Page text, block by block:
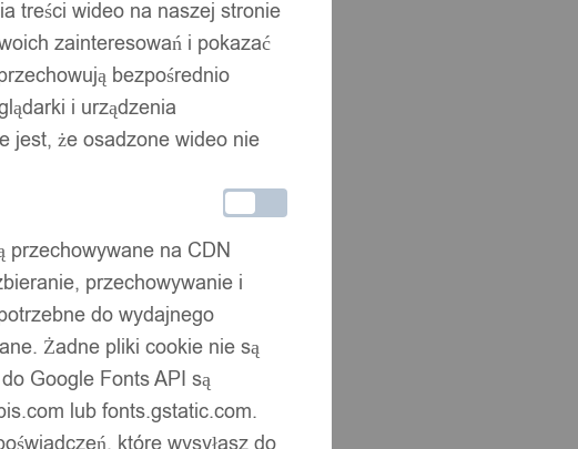
treści wideo na naszej stronie
zainteresowań i pokazać
bezpośrednio
i urządzenia
jest, że osadzone wideo nie
przechowywane na CDN
przechowywanie i
do wydajnego
Żadne pliki cookie nie są
Google Fonts API są
lub fonts.gstatic.com.
które wysyłasz do